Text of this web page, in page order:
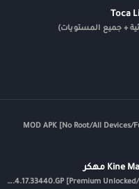
APK v7.4.17.33440.GP [Premium